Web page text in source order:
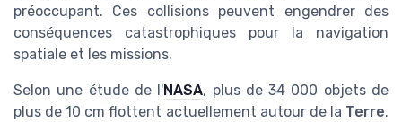
préoccupant. Ces collisions peuvent engendrer des
conséquences catastrophiques pour la navigation
spatiale et les missions.
Selon une étude de l'NASA, plus de 34 000 objets de
plus de 10 cm flottent actuellement autour de la Terre.